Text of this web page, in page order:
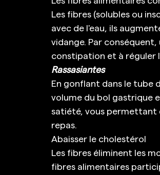
Les fibres (solubles ou
avec de l'eau, ils
vidange. Par
constipation et à réguler
Rassasiantes
En gonflant dans le tube
volume du bol gastrique
satiété, vous permettant
repas.
Abaisser le cholestérol
Les fibres éliminent les
fibres alimentaires